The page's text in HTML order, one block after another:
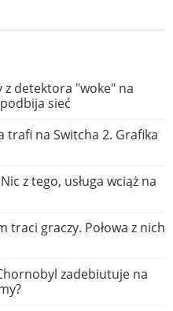
z detektora "woke" na
sieć
trafi na Switcha 2. Grafika
z tego, usługa wciąż na
traci graczy. Połowa z nich
zadebiutuje na